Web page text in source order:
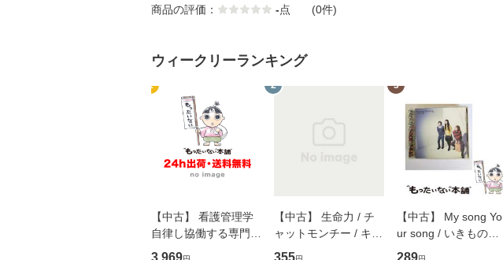
商品の評価： -点 (0件)
ウィークリーランキング
1
【中古】 看護管理学
自律し協働する専門職
の看護マネジメントス
3,969
2
【中古】 生命力 / チ
ャットモンチー / キュ
ーンレコード [CD]
355
3
【中古】 My song Yo
ur song / いきものが
かり / [CD]【メール便
289